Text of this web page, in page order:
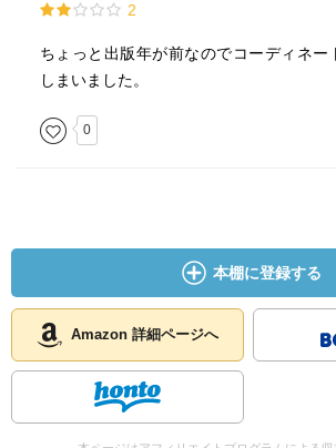
2
ちょっと出版年が前なのでコーディネー
しまいました。
0
本棚に登録する
Amazon 詳細ページへ